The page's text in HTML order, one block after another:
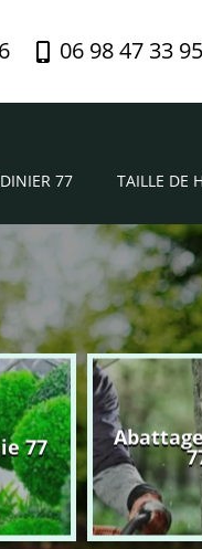
06 98 47 33 95
77 TAILLE DE
77